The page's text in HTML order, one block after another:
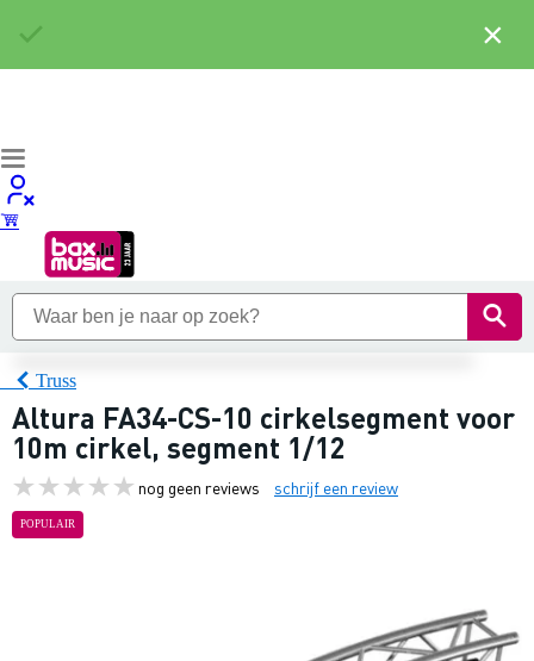
Truss
Altura FA34-CS-10 cirkelsegment voor
10m cirkel, segment 1/12
nog geen reviews schrijf een review
POPULAIR
×